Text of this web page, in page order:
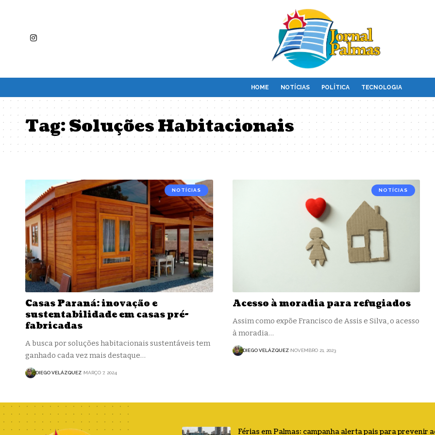
HOME NOTÍCIAS POLÍTICA TECNOLOGIA
Tag:Soluções Habitacionais
NOTÍCIAS
Casas Paraná: inovação e
sustentabilidade em casas pré-
fabricadas
A busca por soluções habitacionais sustentáveis tem
ganhado cada vez mais destaque…
DIEGO VELÁZQUEZ MARÇO 7, 2024
NOTÍCIAS
Acesso à moradia para refugiados
Assim como expõe Francisco de Assis e Silva, o acesso
à moradia…
DIEGO VELÁZQUEZ NOVEMBRO 21, 2023
Férias em Palmas: campanha alerta pais para prevenir